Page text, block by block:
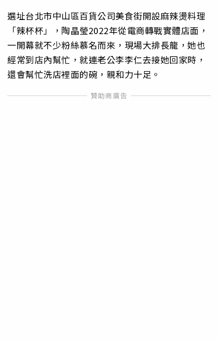
選址台北市中山區百貨公司美食街開設麻辣燙料理
「辣杯杯」，陶晶瑩2022年從電商轉戰實體店面，
一開幕就不少粉絲慕名而來，現場大排長龍，她也
經常到店內幫忙，就連老公李李仁去接她回家時，
還會幫忙洗店裡面的碗，親和力十足。